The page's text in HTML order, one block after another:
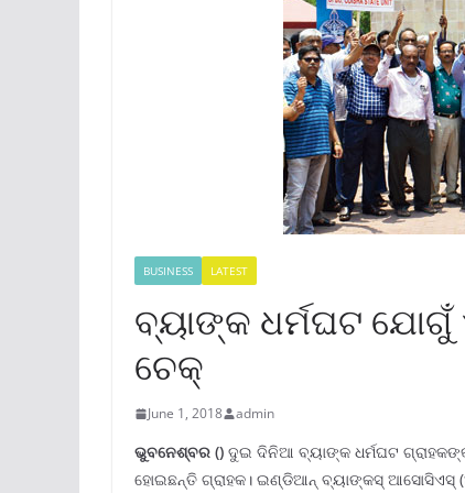
BUSINESS LATEST
ବ୍ୟାଙ୍କ ଧର୍ମଘଟ
ଚେକ୍‌
June 1, 2018 admin
ଭୁବନେଶ୍ବର () ଦୁଇ ଦିନିଆ ବ୍ୟାଙ୍କ ଧର୍ମଘଟ
ହୋଇଛନ୍ତି ଗ୍ରାହକ। ଇଣ୍ଡିଆନ୍‌ ବ୍ୟାଙ୍କସ୍‌ ଆସୋସିଏସ୍‌